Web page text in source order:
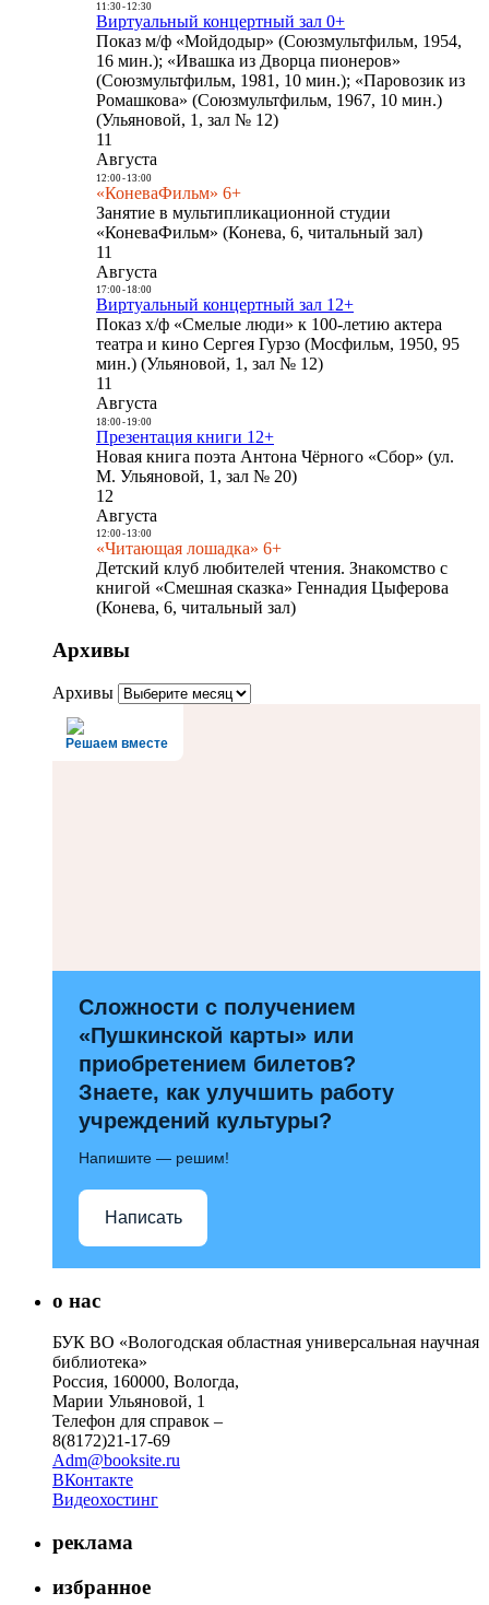
11:30- 12:30
Виртуальный концертный зал 0+
Показ м/ф «Мойдодыр» (Союзмультфильм, 1954,
16 мин.); «Ивашка из Дворца пионеров»
(Союзмультфильм, 1981, 10 мин.); «Паровозик из
Ромашкова» (Союзмультфильм, 1967, 10 мин.)
(Ульяновой, 1, зал № 12)
11
Августа
12:00- 13:00
«КоневаФильм» 6+
Занятие в мультипликационной студии
«КоневаФильм» (Конева, 6, читальный зал)
11
Августа
17:00- 18:00
Виртуальный концертный зал 12+
Показ х/ф «Смелые люди» к 100-летию актера
театра и кино Сергея Гурзо (Мосфильм, 1950, 95
мин.) (Ульяновой, 1, зал № 12)
11
Августа
18:00- 19:00
Презентация книги 12+
Новая книга поэта Антона Чёрного «Сбор» (ул.
М. Ульяновой, 1, зал № 20)
12
Августа
12:00- 13:00
«Читающая лошадка» 6+
Детский клуб любителей чтения. Знакомство с
книгой «Смешная сказка» Геннадия Цыферова
(Конева, 6, читальный зал)
Архивы
Архивы
Решаем вместе
Сложности с получением
«Пушкинской карты» или
приобретением билетов?
Знаете, как улучшить работу
учреждений культуры?
Напишите — решим!
Написать
о нас
БУК ВО «Вологодская областная универсальная научная
библиотека»
Россия, 160000, Вологда,
Марии Ульяновой, 1
Телефон для справок –
8(8172)21-17-69
Adm@booksite.ru
ВКонтакте
Видеохостинг
реклама
избранное